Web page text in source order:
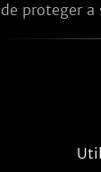
proteger